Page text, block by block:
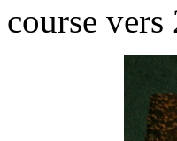
course